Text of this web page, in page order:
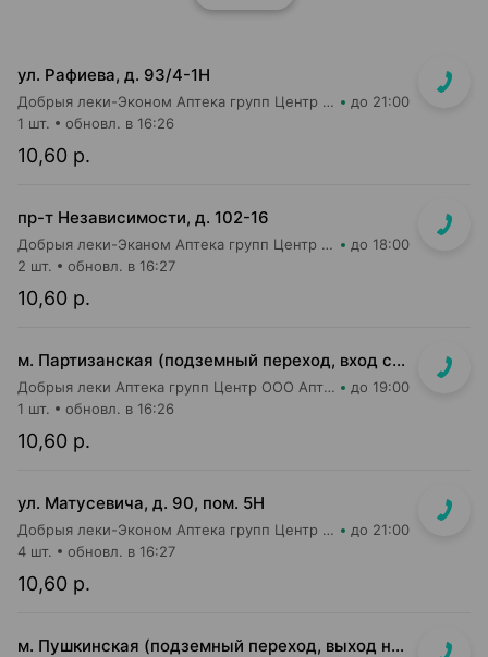
ул. Рафиева, д. 93/4-1Н
Добрыя леки-Эконом Аптека групп Центр ООО Аптека №1 до 21:00
10,60 р.
1 шт. обновл. в 16:26
пр-т Независимости, д. 102-16
Добрыя леки-Эканом Аптека групп Центр ООО Аптека №19 до 18:00
10,60 р.
2 шт. обновл. в 16:27
м. Партизанская (подземный переход, вход со стороны гостиницы "Турист")
Добрыя леки Аптека групп Центр ООО Аптека №5 до 19:00
10,60 р.
1 шт. обновл. в 16:26
ул. Матусевича, д. 90, пом. 5Н
Добрыя леки-Эконом Аптека групп Центр ООО Аптека №17 до 21:00
10,60 р.
4 шт. обновл. в 16:27
м. Пушкинская (подземный переход, выход на гостиницу "Орбита")